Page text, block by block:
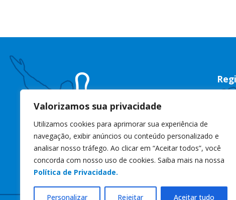
Valorizamos sua privacidade
Utilizamos cookies para aprimorar sua experiência de
navegação, exibir anúncios ou conteúdo personalizado e
analisar nosso tráfego. Ao clicar em “Aceitar todos”, você
concorda com nosso uso de cookies. Saiba mais na nossa
Política de Privacidade.
Personalizar Rejeitar Aceitar tudo